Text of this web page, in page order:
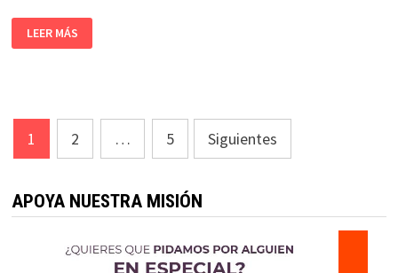
LEER MÁS
Paginación
de
entradas
1 2 … 5 Siguientes
APOYA NUESTRA MISIÓN